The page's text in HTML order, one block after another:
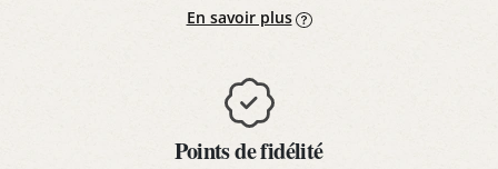
En savoir plus
Points de fidélité